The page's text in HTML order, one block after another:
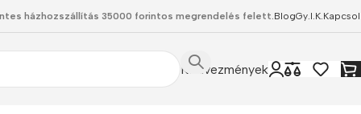
házhozszállítás 35000 forintos megrendelés felett.BlogGy.I.K.
Kedvezmények